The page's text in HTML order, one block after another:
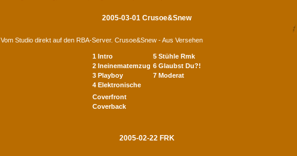
2005-03-01 Crusoe&Snew
Vom Studio direkt auf den RBA-Server. Crusoe&Snew - Aus Versehen
1 Intro
5 Stühle Rmk
2 Ineinematemzug 6 Glaubst Du?!
3 Playboy
7 Moderat
4 Elektronische
Coverfront
Coverback
2005-02-22 FRK